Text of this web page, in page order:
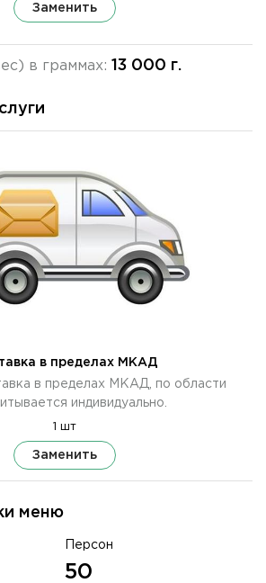
меню
Персон
50
Заменить
в граммах: 13 000 г.
в пределах МКАД
в пределах МКАД, по области
индивидуально.
1 шт
Заменить